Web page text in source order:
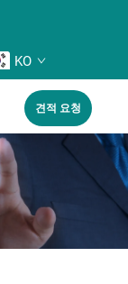
KO
견적 요청